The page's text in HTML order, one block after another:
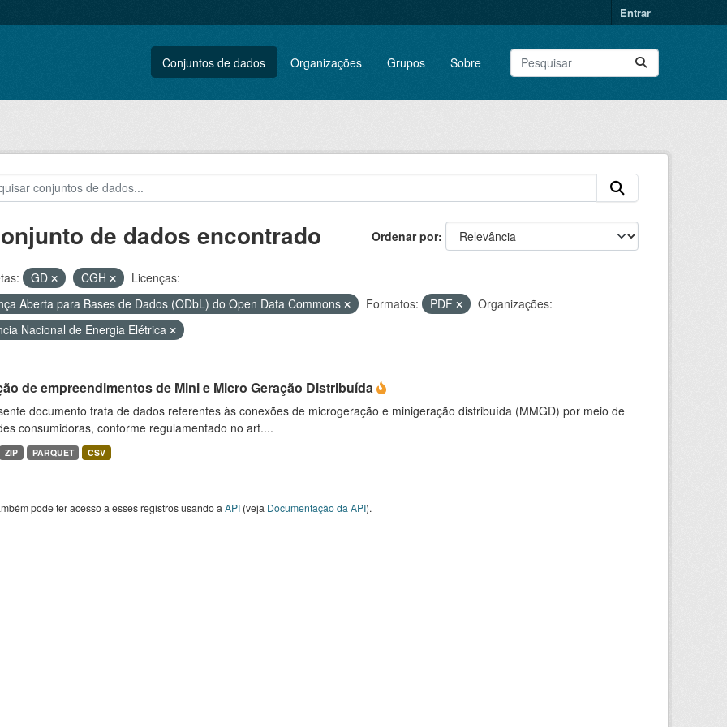
Entrar
Conjuntos de dados Organizações Grupos Sobre
Ordenar por
de dados encontrado
GD CGH
Licenças:
Aberta para Bases de Dados (ODbL) do Open Data Commons
Formatos: PDF
Organizações:
Nacional de Energia Elétrica
de empreendimentos de Mini e Micro Geração Distribuída
documento trata de dados referentes às conexões de microgeração e minigeração distribuída (MMGD) por meio de
consumidoras, conforme regulamentado no art....
ZIP PARQUET CSV
pode ter acesso a esses registros usando a API(veja Documentação da API).